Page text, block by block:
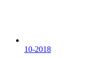
10-2018